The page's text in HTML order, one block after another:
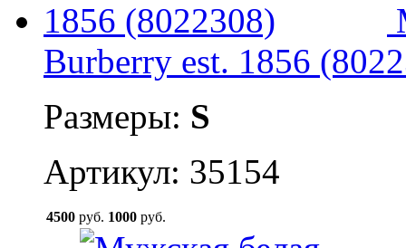
Burberry est. 1856
Размеры: S
Артикул: 35154
4500 руб. 1000 руб.